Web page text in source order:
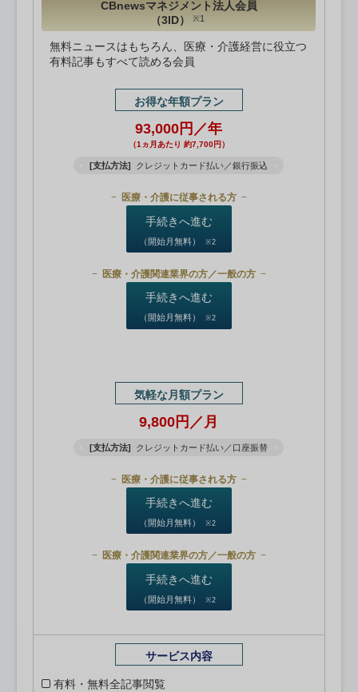
CBnewsマネジメント法人会員
（3ID）
※1
無料ニュースはもちろん、医療・介護経営に役立つ
有料記事もすべて読める会員
お得な年額プラン
93,000円／年
（1ヵ月あたり 約7,700円）
[支払方法] クレジットカード払い／銀行振込
医療・介護に従事される方
手続きへ進む
（開始月無料） ※2
医療・介護関連業界の方／一般の方
手続きへ進む
（開始月無料） ※2
気軽な月額プラン
9,800円／月
[支払方法] クレジットカード払い／口座振替
医療・介護に従事される方
手続きへ進む
（開始月無料） ※2
医療・介護関連業界の方／一般の方
手続きへ進む
（開始月無料） ※2
サービス内容
有料・無料全記事閲覧